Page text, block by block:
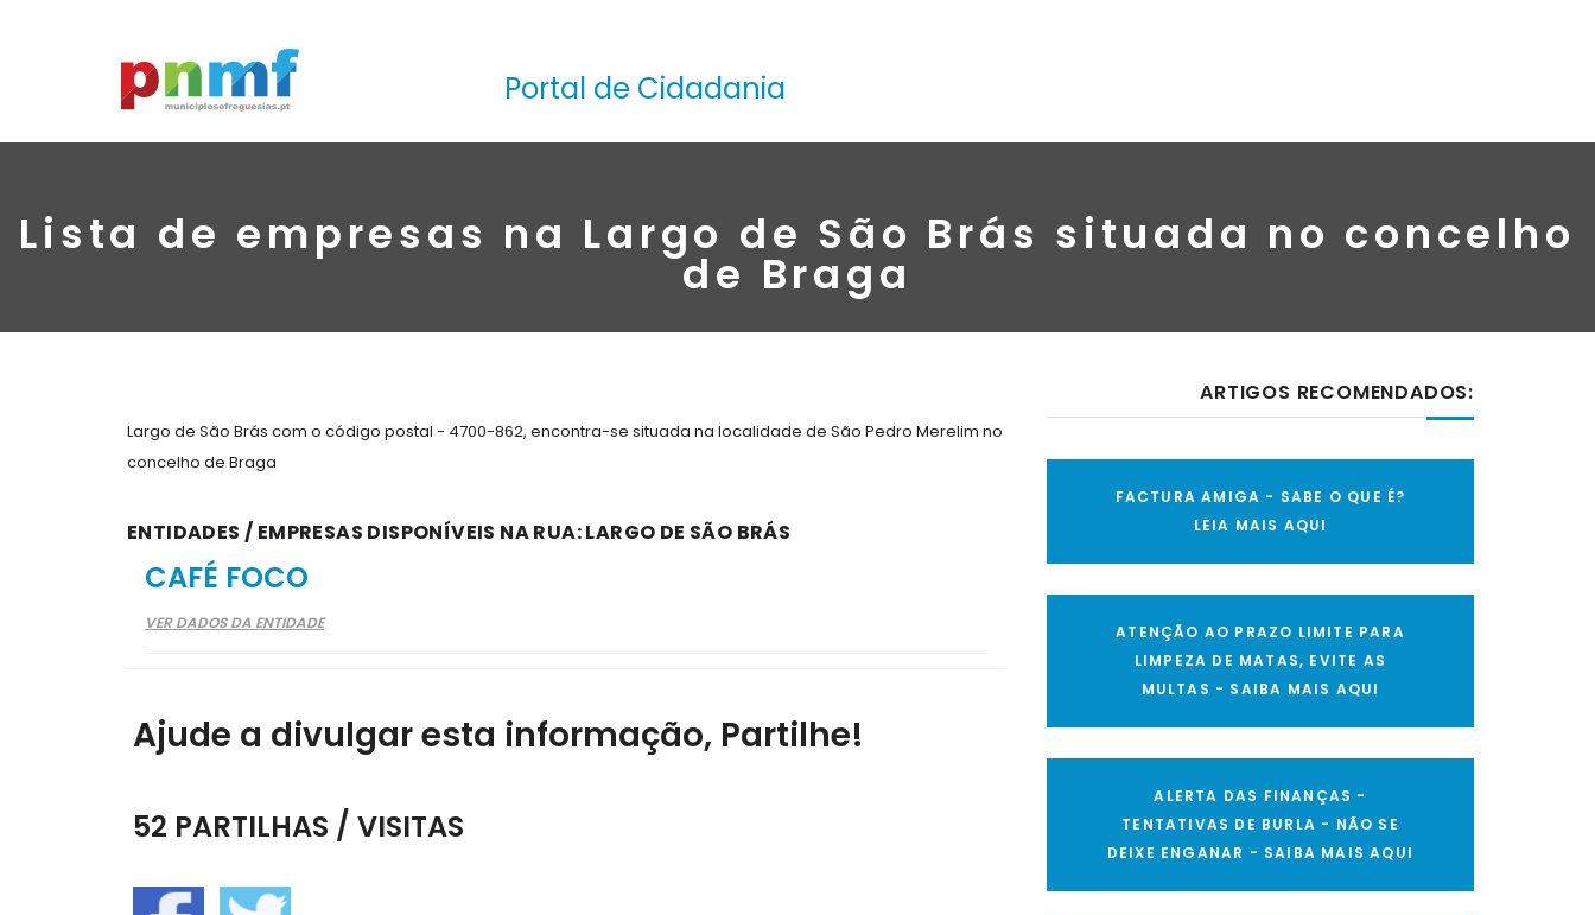
Portal de Cidadania
Lista de empresas na Largo de São Brás situada no concelho
de Braga
Largo de São Brás com o código postal - 4700-862, encontra-se situada na localidade de São Pedro Merelim no
concelho de Braga
ENTIDADES / EMPRESAS DISPONÍVEIS NA RUA: LARGO DE SÃO BRÁS
CAFÉ FOCO
VER DADOS DA ENTIDADE
Ajude a divulgar esta informação, Partilhe!
52 PARTILHAS / VISITAS
ARTIGOS RECOMENDADOS:
FACTURA AMIGA - SABE O QUE É?
LEIA MAIS AQUI
ATENÇÃO AO PRAZO LIMITE PARA
LIMPEZA DE MATAS, EVITE AS
MULTAS - SAIBA MAIS AQUI
ALERTA DAS FINANÇAS -
TENTATIVAS DE BURLA - NÃO SE
DEIXE ENGANAR - SAIBA MAIS AQUI